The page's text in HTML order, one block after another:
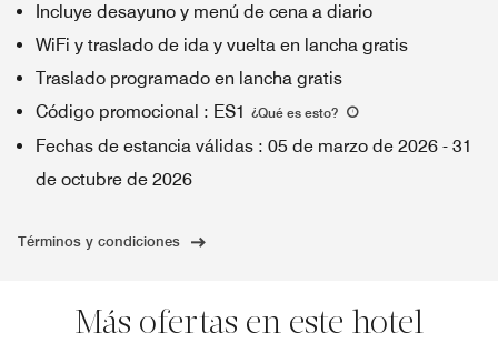
Incluye desayuno y menú de cena a diario
WiFi y traslado de ida y vuelta en lancha gratis
Traslado programado en lancha gratis
Código promocional : ES1 ¿Qué es esto?
Fechas de estancia válidas : 05 de marzo de 2026 - 31
de octubre de 2026
Términos y condiciones
Más ofertas en este hotel